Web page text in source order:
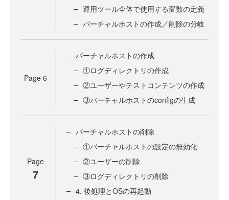
運用ツール全体で使用する変数の定義
バーチャルホストの作成／削除の分岐
Page 6
バーチャルホストの作成
①ログディレクトリの作成
②ユーザーやテストコンテンツの作成
③バーチャルホストのconfigの生成
Page
7
バーチャルホストの削除
①バーチャルホストの設定の無効化
②ユーザーの削除
③ログディレクトリの削除
4. 後処理とOSの再起動